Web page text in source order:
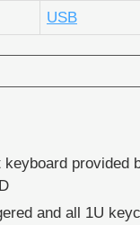
USB
keyboard provided
and all 1U